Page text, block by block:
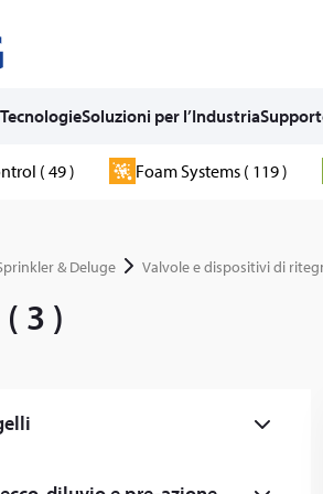
TecnologieSoluzioni per l’Industria
( 49 ) Foam Systems ( 119 )
& Deluge Valvole e dispositivi di
3 )